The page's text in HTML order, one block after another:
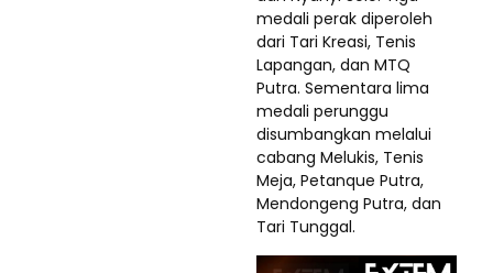
medali perak diperoleh
dari Tari Kreasi, Tenis
Lapangan, dan MTQ
Putra. Sementara lima
medali perunggu
disumbangkan melalui
cabang Melukis, Tenis
Meja, Petanque Putra,
Mendongeng Putra, dan
Tari Tunggal.